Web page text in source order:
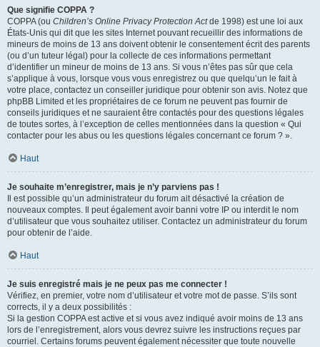
Que signifie COPPA ?
COPPA (ou Children’s Online Privacy Protection Actde 1998) est une loi aux
États-Unis qui dit que les sites Internet pouvant recueillir des informations de
mineurs de moins de 13 ans doivent obtenir le consentement écrit des parents
(ou d’un tuteur légal) pour la collecte de ces informations permettant
d’identifier un mineur de moins de 13 ans. Si vous n’êtes pas sûr que cela
s’applique à vous, lorsque vous vous enregistrez ou que quelqu’un le fait à
votre place, contactez un conseiller juridique pour obtenir son avis. Notez que
phpBB Limited et les propriétaires de ce forum ne peuvent pas fournir de
conseils juridiques et ne sauraient être contactés pour des questions légales
de toutes sortes, à l’exception de celles mentionnées dans la question « Qui
contacter pour les abus ou les questions légales concernant ce forum ? ».
Haut
Je souhaite m’enregistrer, mais je n’y parviens pas !
Il est possible qu’un administrateur du forum ait désactivé la création de
nouveaux comptes. Il peut également avoir banni votre IP ou interdit le nom
d’utilisateur que vous souhaitez utiliser. Contactez un administrateur du forum
pour obtenir de l’aide.
Haut
Je suis enregistré mais je ne peux pas me connecter !
Vérifiez, en premier, votre nom d’utilisateur et votre mot de passe. S’ils sont
corrects, il y a deux possibilités :
Si la gestion COPPA est active et si vous avez indiqué avoir moins de 13 ans
lors de l’enregistrement, alors vous devrez suivre les instructions reçues par
courriel. Certains forums peuvent également nécessiter que toute nouvelle